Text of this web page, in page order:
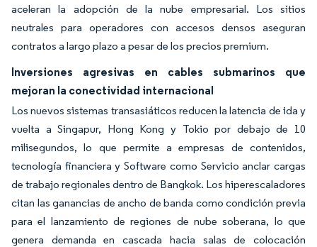
aceleran la adopción de la nube empresarial. Los sitios
neutrales para operadores con accesos densos aseguran
contratos a largo plazo a pesar de los precios premium.
Inversiones agresivas en cables submarinos que
mejoran la conectividad internacional
Los nuevos sistemas transasiáticos reducen la latencia de ida y
vuelta a Singapur, Hong Kong y Tokio por debajo de 10
milisegundos, lo que permite a empresas de contenidos,
tecnología financiera y Software como Servicio anclar cargas
de trabajo regionales dentro de Bangkok. Los hiperescaladores
citan las ganancias de ancho de banda como condición previa
para el lanzamiento de regiones de nube soberana, lo que
genera demanda en cascada hacia salas de colocación